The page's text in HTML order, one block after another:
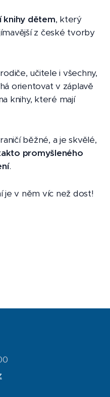
knihy dětem, který
z české tvorby
učitele i všechny,
orientovat v záplavě
knihy, které mají
běžné, a je skvělé,
promyšleného
.
je v něm víc než dost!